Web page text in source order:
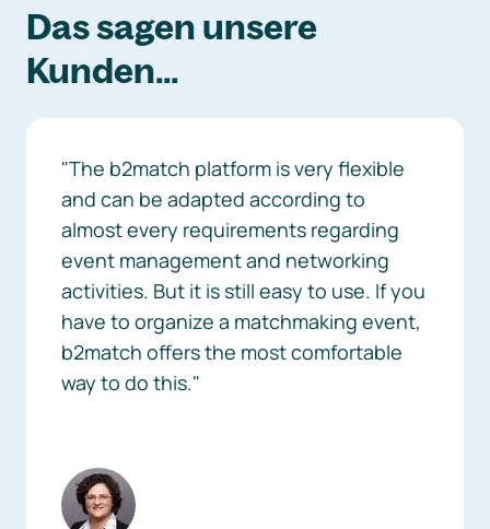
Das sagen unsere
Kunden...
"The b2match platform is very flexible
and can be adapted according to
almost every requirements regarding
event management and networking
activities. But it is still easy to use. If you
have to organize a matchmaking event,
b2match offers the most comfortable
way to do this."